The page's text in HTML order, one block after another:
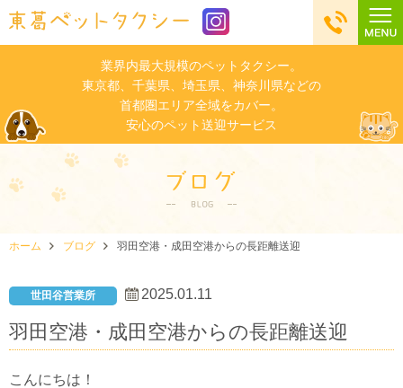
業界内最大規模のペットタクシー。
東京都、千葉県、埼玉県、神奈川県などの
首都圏エリア全域をカバー。
安心のペット送迎サービス
ホーム ブログ 羽田空港・成田空港からの長距離送迎
世田谷営業所 2025.01.11
羽田空港・成田空港からの長距離送迎
こんにちは！